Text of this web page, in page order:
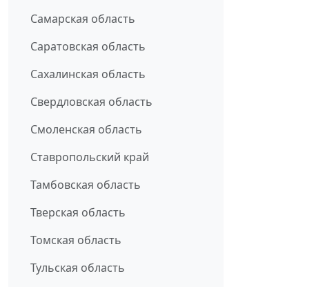
Самарская область
Саратовская область
Сахалинская область
Свердловская область
Смоленская область
Ставропольский край
Тамбовская область
Тверская область
Томская область
Тульская область